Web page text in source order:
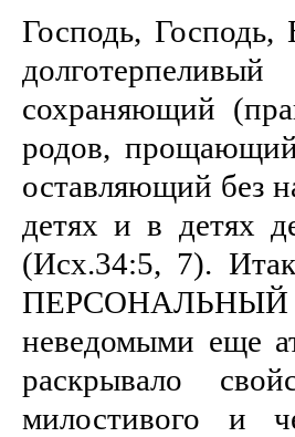
Господь,
сохраняющий
родов,
оставляющий без
детях и в детях
(Исх.34:5, 7).
ПЕРСОНАЛЬНЫЙ
неведомыми еще
раскрывало
милостивого и